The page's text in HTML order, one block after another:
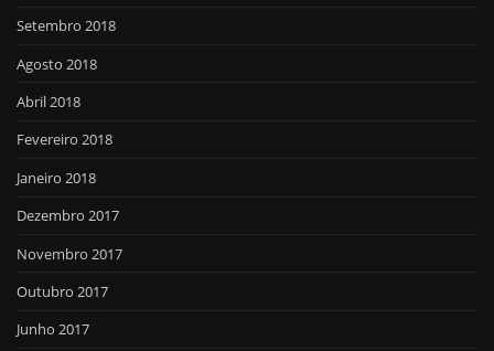
Setembro 2018
Agosto 2018
Abril 2018
Fevereiro 2018
Janeiro 2018
Dezembro 2017
Novembro 2017
Outubro 2017
Junho 2017